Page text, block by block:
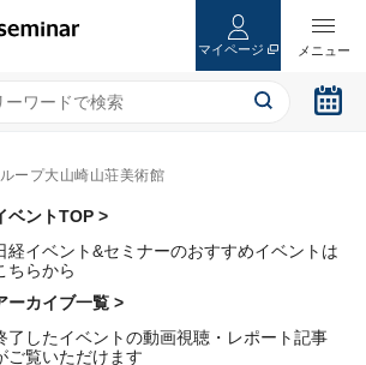
マイページ
ープ大山崎山荘美術館
ベントTOP >
経イベント&セミナーのおすすめイベントは
ちらから
ーカイブ一覧 >
了したイベントの動画視聴・レポート記事
ご覧いただけます